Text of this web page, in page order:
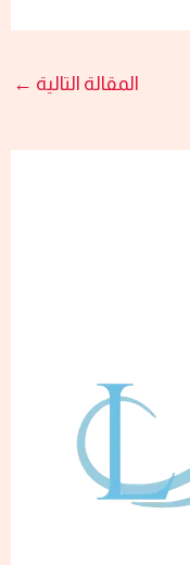
المقالة التالية ←